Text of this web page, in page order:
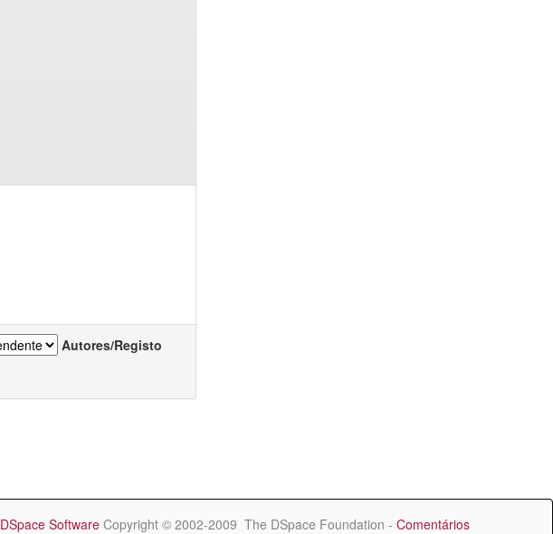
Autores/Registo
DSpace Software Copyright © 2002-2009 The DSpace Foundation - Comentários